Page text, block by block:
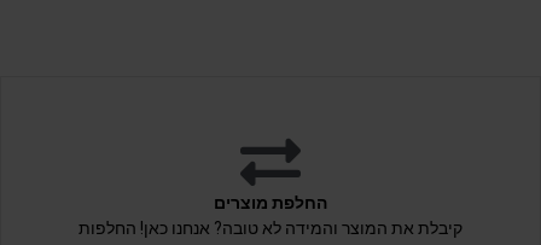
החלפת מוצרים
קיבלת את המוצר והמידה לא טובה? אנחנו כאן! החלפות